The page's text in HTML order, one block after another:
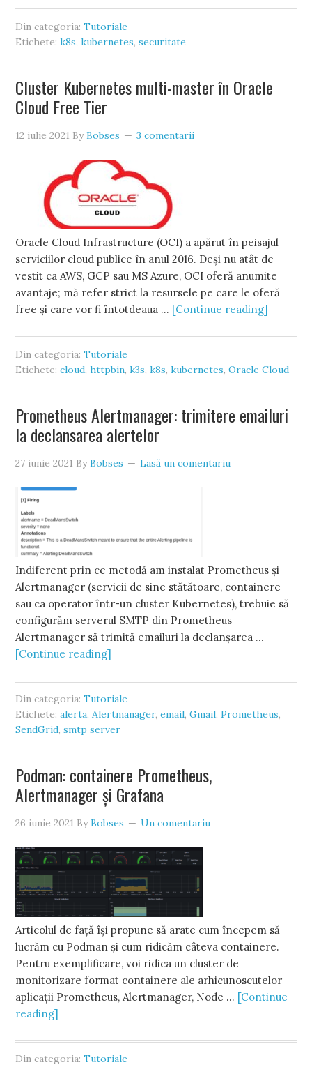
Din categoria:Tutoriale
Etichete:k8s,kubernetes,securitate
Cluster Kubernetes multi-master în Oracle
Cloud Free Tier
12 iulie 2021 ByBobses 3 comentarii
Oracle Cloud Infrastructure (OCI) a apărut în peisajul
serviciilor cloud publice în anul 2016. Deși nu atât de
vestit ca AWS, GCP sau MS Azure, OCI oferă anumite
avantaje; mă refer strict la resursele pe care le oferă
free și care vor fi întotdeaua … [Continue reading]
Din categoria:Tutoriale
Etichete:cloud,httpbin,k3s,k8s,kubernetes,Oracle Cloud
Prometheus Alertmanager: trimitere emailuri
la declansarea alertelor
27 iunie 2021 ByBobses Lasă un comentariu
Indiferent prin ce metodă am instalat Prometheus și
Alertmanager (servicii de sine stătătoare, containere
sau ca operator într-un cluster Kubernetes), trebuie să
configurăm serverul SMTP din Prometheus
Alertmanager să trimită emailuri la declanșarea …
[Continue reading]
Din categoria:Tutoriale
Etichete:alerta,Alertmanager,email,Gmail,Prometheus,
SendGrid,smtp server
Podman: containere Prometheus,
Alertmanager și Grafana
26 iunie 2021 ByBobses Un comentariu
Articolul de față își propune să arate cum începem să
lucrăm cu Podman și cum ridicăm câteva containere.
Pentru exemplificare, voi ridica un cluster de
monitorizare format containere ale arhicunoscutelor
aplicații Prometheus, Alertmanager, Node … [Continue
reading]
Din categoria:Tutoriale